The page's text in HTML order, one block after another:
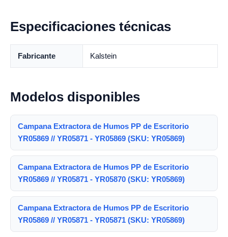
Especificaciones técnicas
Fabricante Kalstein
Modelos disponibles
Campana Extractora de Humos PP de Escritorio
YR05869 // YR05871 - YR05869 (SKU: YR05869)
Campana Extractora de Humos PP de Escritorio
YR05869 // YR05871 - YR05870 (SKU: YR05869)
Campana Extractora de Humos PP de Escritorio
YR05869 // YR05871 - YR05871 (SKU: YR05869)